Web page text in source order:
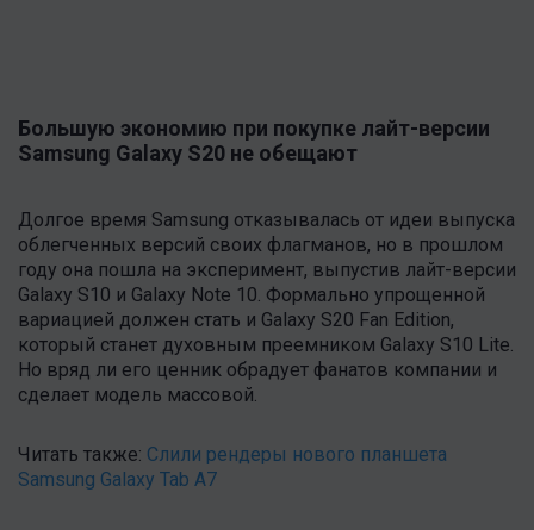
Большую экономию при покупке лайт-версии
Samsung Galaxy S20 не обещают
Долгое время Samsung отказывалась от идеи выпуска
облегченных версий своих флагманов, но в прошлом
году она пошла на эксперимент, выпустив лайт-версии
Galaxy S10 и Galaxy Note 10. Формально упрощенной
вариацией должен стать и Galaxy S20 Fan Edition,
который станет духовным преемником Galaxy S10 Lite.
Но вряд ли его ценник обрадует фанатов компании и
сделает модель массовой.
Читать также: Слили рендеры нового планшета
Samsung Galaxy Tab A7